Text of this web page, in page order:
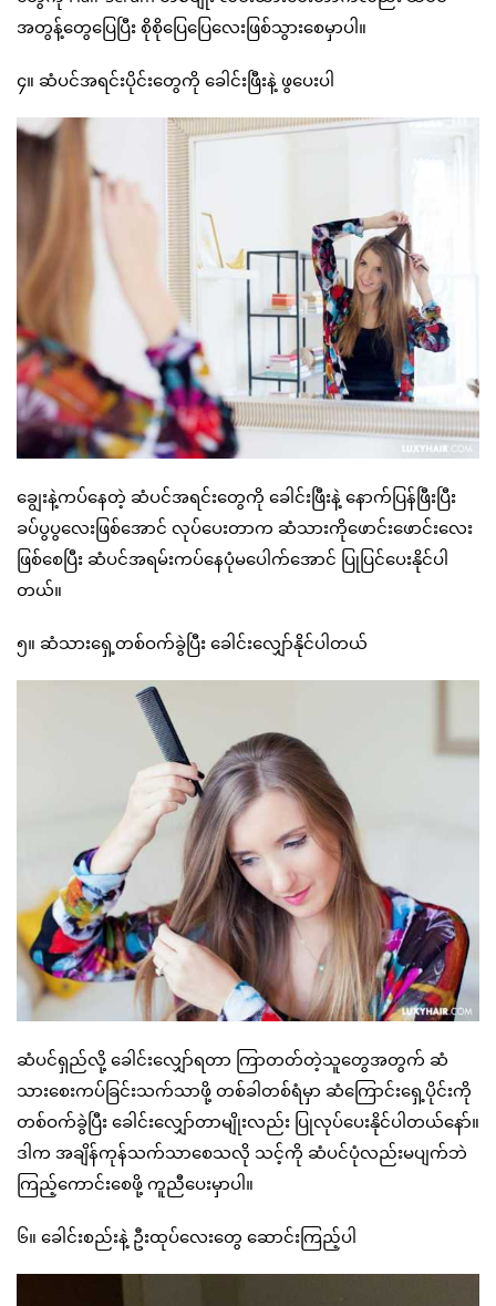
အတွန့်တွေပြေပြီး စိုစိုပြေပြေလေးဖြစ်သွားစေမှာပါ။
၄။ ဆံပင်အရင်းပိုင်းတွေကို ခေါင်းဖြီးနဲ့ ဖွပေးပါ
ချွေးနဲ့ကပ်နေတဲ့ ဆံပင်အရင်းတွေကို ခေါင်းဖြီးနဲ့ နောက်ပြန်ဖြီးပြီး
ခပ်ပွပွလေးဖြစ်အောင် လုပ်ပေးတာက ဆံသားကိုဖောင်းဖောင်းလေး
ဖြစ်စေပြီး ဆံပင်အရမ်းကပ်နေပုံမပေါက်အောင် ပြုပြင်ပေးနိုင်ပါ
တယ်။
၅။ ဆံသားရှေ့တစ်ဝက်ခွဲပြီး ခေါင်းလျှော်နိုင်ပါတယ်
ဆံပင်ရှည်လို့ ခေါင်းလျှော်ရတာ ကြာတတ်တဲ့သူတွေအတွက် ဆံ
သားစေးကပ်ခြင်းသက်သာဖို့ တစ်ခါတစ်ရံမှာ ဆံကြောင်းရှေ့ပိုင်းကို
တစ်ဝက်ခွဲပြီး ခေါင်းလျှော်တာမျိုးလည်း ပြုလုပ်ပေးနိုင်ပါတယ်နော်။
ဒါက အချိန်ကုန်သက်သာစေသလို သင့်ကို ဆံပင်ပုံလည်းမပျက်ဘဲ
ကြည့်ကောင်းစေဖို့ ကူညီပေးမှာပါ။
၆။ ခေါင်းစည်းနဲ့ ဦးထုပ်လေးတွေ ဆောင်းကြည့်ပါ